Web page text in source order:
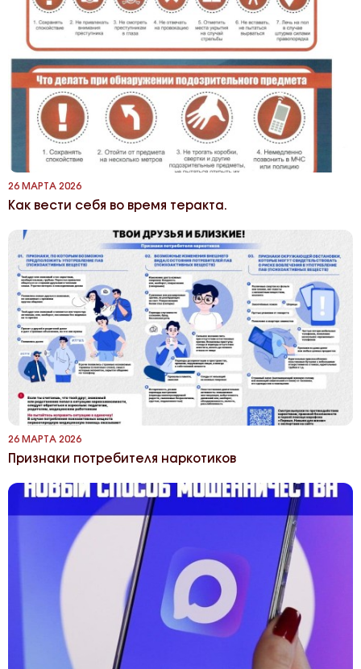
26 МАРТА 2026
Как вести себя во время теракта.
26 МАРТА 2026
Признаки потребителя наркотиков